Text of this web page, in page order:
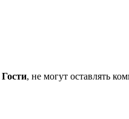
Гости, не могут оставлять